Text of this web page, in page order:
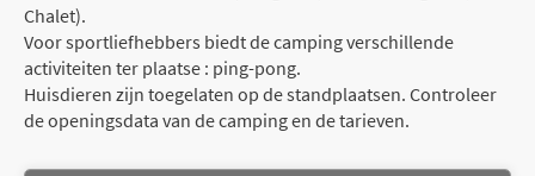
Chalet).
Voor sportliefhebbers biedt de camping verschillende
activiteiten ter plaatse : ping-pong.
Huisdieren zijn toegelaten op de standplaatsen. Controleer
de openingsdata van de camping en de tarieven.